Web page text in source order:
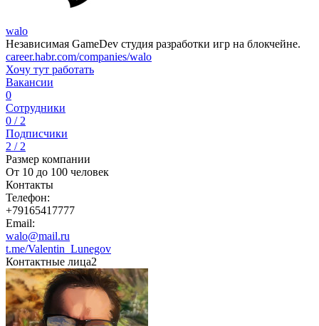
walo
Независимая GameDev студия разработки игр на блокчейне.
career.habr.com/companies/walo
Хочу тут работать
Вакансии
0
Сотрудники
0 / 2
Подписчики
2 / 2
Размер компании
От 10 до 100 человек
Контакты
Телефон:
+79165417777
Email:
walo@mail.ru
t.me/Valentin_Lunegov
Контактные лица2